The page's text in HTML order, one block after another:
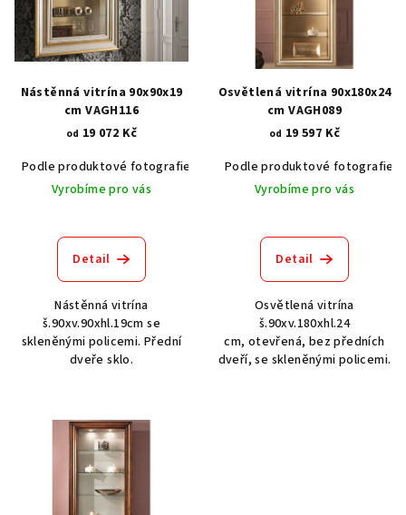
s
p
Nástěnná vitrína 90x90x19
cm VAGH116
od 19 072 Kč
Podle produktové fotografie
Akát vintage BT1551
Dub světlý
Vyrobíme pro vás
Detail
Nástěnná vitrína
š.90xv.90xhl.19cm se
skleněnými policemi. Přední
dveře sklo.
Osvětlená vitrína 90x180x24
cm VAGH089
od 19 597 Kč
Podle produktové fotografie
Vyrobíme pro vás
Detail
Osvětlená vitrína
š.90xv.180xhl.24
cm, otevřená, bez předních
dveří, se skleněnými policemi.